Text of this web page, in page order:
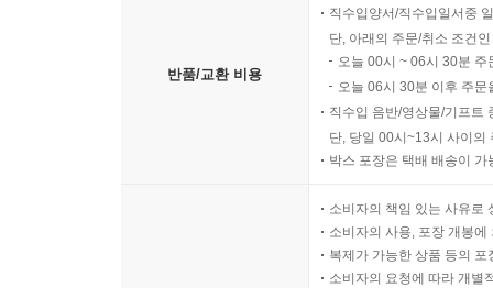
반품/교환 비용
직수입양서/직수입일서중
단, 아래의 주문/취소 조건
오늘 00시 ~ 06시 30분
오늘 06시 30분 이후 주
직수입 음반/영상물/기프트
단, 당일 00시~13시 사이의
박스 포장은 택배 배송이
소비자의 책임 있는 사유로
소비자의 사용, 포장 개봉
복제가 가능한 상품 등의
소비자의 요청에 따라 개별